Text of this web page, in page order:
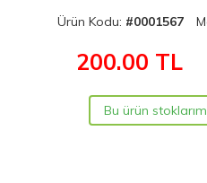
Ürün Kodu: #0001567
200.00 TL
Bu ürün